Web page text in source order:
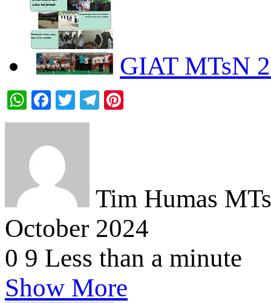
GIAT MTsN
WhatsApp
Facebook
TwitterTelegram
Tim Humas
October 2024
0 9 Less than a minute
Show More